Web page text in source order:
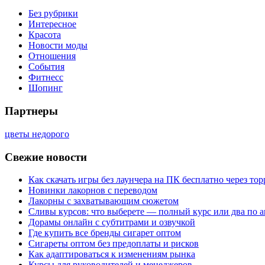
Без рубрики
Интересное
Красота
Новости моды
Отношения
События
Фитнесс
Шопинг
Партнеры
цветы недорого
Свежие новости
Как скачать игры без лаунчера на ПК бесплатно через
Новинки лакорнов с переводом
Лакорны с захватывающим сюжетом
Сливы курсов: что выберете — полный курс или два по
Дорамы онлайн с субтитрами и озвучкой
Где купить все бренды сигарет оптом
Сигареты оптом без предоплаты и рисков
Как адаптироваться к изменениям рынка